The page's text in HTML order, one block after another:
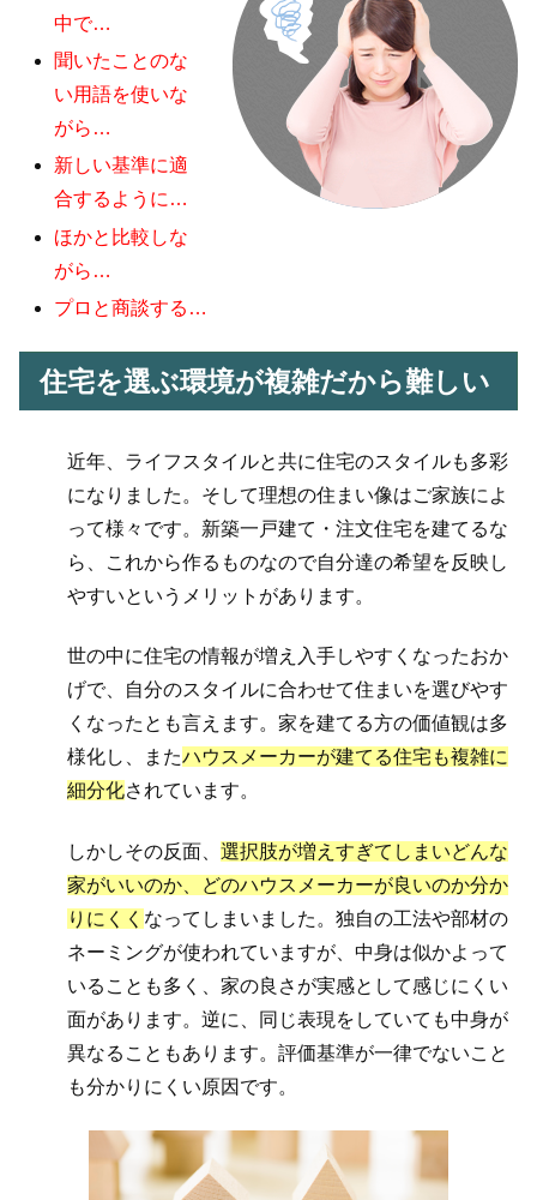
中で…
聞いたことのな
い用語を使いな
がら…
新しい基準に適
合するように…
ほかと比較しな
がら…
プロと商談する…
住宅を選ぶ環境が複雑だから難しい
近年、ライフスタイルと共に住宅のスタイルも多彩
になりました。そして理想の住まい像はご家族によ
って様々です。新築一戸建て・注文住宅を建てるな
ら、これから作るものなので自分達の希望を反映し
やすいというメリットがあります。
世の中に住宅の情報が増え入手しやすくなったおか
げで、自分のスタイルに合わせて住まいを選びやす
くなったとも言えます。家を建てる方の価値観は多
様化し、またハウスメーカーが建てる住宅も複雑に
細分化されています。
しかしその反面、 選択肢が増えすぎてしまいどんな
家がいいのか、どのハウスメーカーが良いのか分か
りにくく なってしまいました。独自の工法や部材の
ネーミングが使われていますが、中身は似かよって
いることも多く、家の良さが実感として感じにくい
面があります。逆に、同じ表現をしていても中身が
異なることもあります。評価基準が一律でないこと
も分かりにくい原因です。